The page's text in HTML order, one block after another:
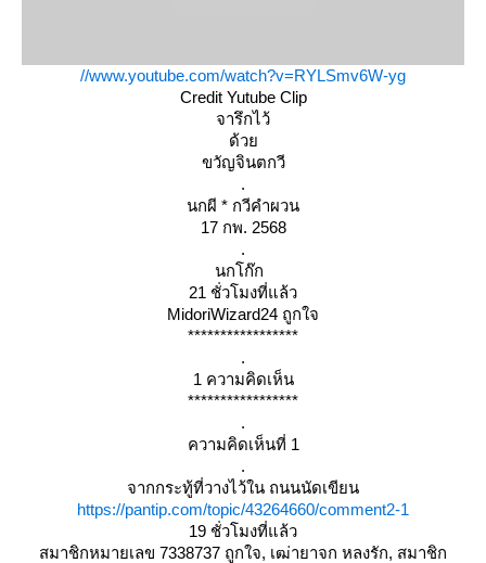
//www.youtube.com/watch?v=RYLSmv6W-yg
Credit Yutube Clip
จารึกไว้
ด้ว
ขวัญจินตกวี
.
นกผี * กวีคำผวน
17 กพ. 2568
.
นกโก๊ก
21 ชั่วโมงที่แล้ว
MidoriWizard24 ถูกใจ
*****************
.
1 ความคิดเห็น
*****************
.
ความคิดเห็นที่ 1
.
จากกระทู้ที่วางไว้ใน ถนนนัดเขียน
https://pantip.com/topic/43264660/comment2-1
19 ชั่วโมงที่แล้ว
สมาชิกหมายเลข 7338737 ถูกใจ, เฒ่ายาจก หลงรัก, สมาชิก